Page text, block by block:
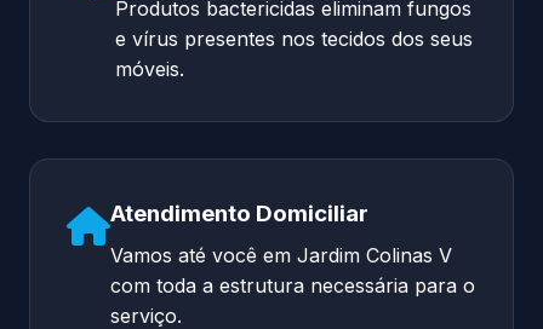
Produtos bactericidas eliminam fungos
e vírus presentes nos tecidos dos seus
móveis.
Atendimento Domiciliar
Vamos até você em Jardim Colinas V
com toda a estrutura necessária para o
serviço.